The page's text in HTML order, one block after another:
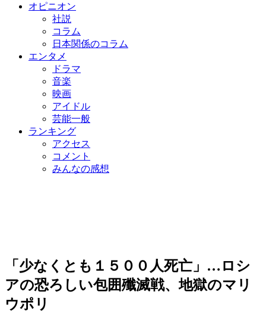
オピニオン
社説
コラム
日本関係のコラム
エンタメ
ドラマ
音楽
映画
アイドル
芸能一般
ランキング
アクセス
コメント
みんなの感想
「少なくとも１５００人死亡」…ロシ
アの恐ろしい包囲殲滅戦、地獄のマリ
ウポリ